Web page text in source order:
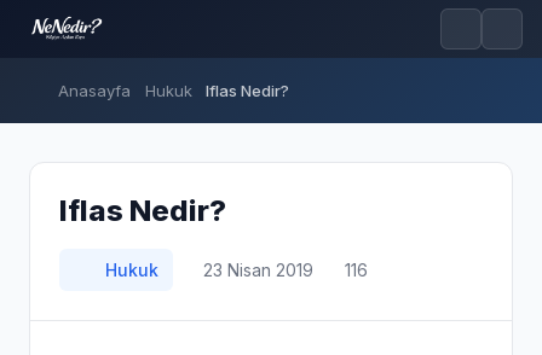
Anasayfa Hukuk Iflas Nedir?
Iflas Nedir?
Hukuk 23 Nisan 2019 116